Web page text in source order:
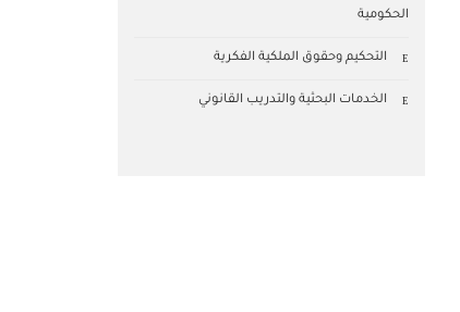
الحكومية
التحكيم وحقوق الملكية الفكرية
الخدمات البحثية والتدريب القانوني